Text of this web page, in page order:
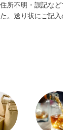
所不明・誤記な
。送り状にご記